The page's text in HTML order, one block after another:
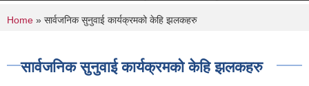
You are here
Home » सार्वजनिक सुनुवाई कार्यक्रमको केहि झलकहरु
सार्वजनिक सुनुवाई कार्यक्रमको केहि झलकहरु